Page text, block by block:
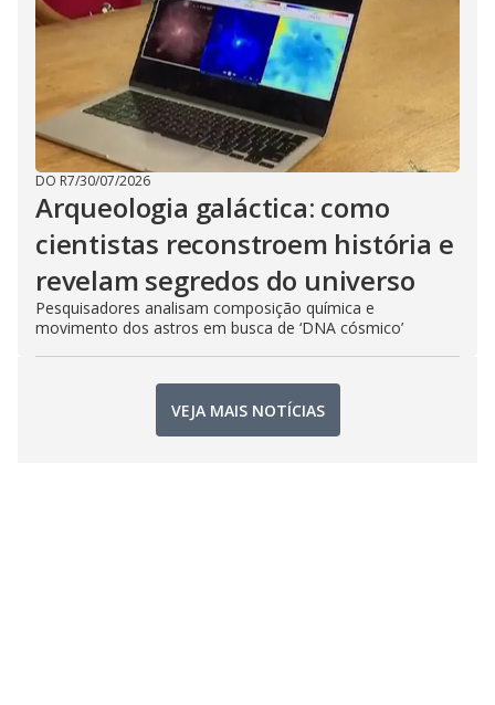
DO R7/30/07/2026
Arqueologia galáctica: como
cientistas reconstroem história e
revelam segredos do universo
Pesquisadores analisam composição química e
movimento dos astros em busca de ‘DNA cósmico’
VEJA MAIS NOTÍCIAS